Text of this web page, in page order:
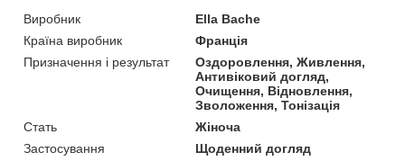
Виробник
Ella Bache
Країна виробник
Франція
Призначення і результат
Оздоровлення, Живлення,
Антивіковий догляд,
Очищення, Відновлення,
Зволоження, Тонізація
Стать
Жіноча
Застосування
Щоденний догляд